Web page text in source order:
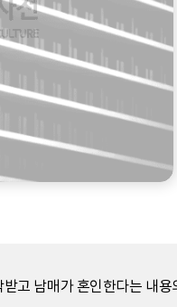
고 남매가 혼인한다는 내용